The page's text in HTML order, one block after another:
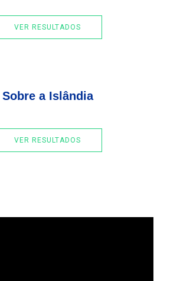
VER RESULTADOS
Sobre a Islândia
VER RESULTADOS